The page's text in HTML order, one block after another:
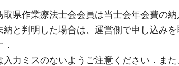
取県作業療法士会会員は当士会年会費の
と判明した場合は、運営側で申し込み
入力ミスのないようご注意ください．ま